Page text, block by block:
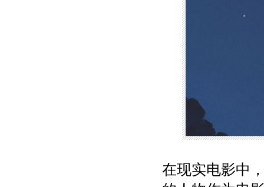
在现实电影中